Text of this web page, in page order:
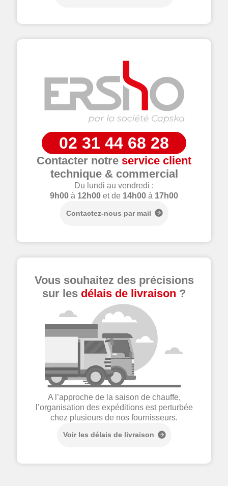
02 31 44 68 28
Contacter notre service client
technique & commercial
Du lundi au vendredi :
9h00 à 12h00 et de 14h00 à 17h00
Contactez-nous par mail
Vous souhaitez des précisions
sur les délais de livraison ?
A l’approche de la saison de chauffe,
l’organisation des expéditions est perturbée
chez plusieurs de nos fournisseurs.
Voir les délais de livraison